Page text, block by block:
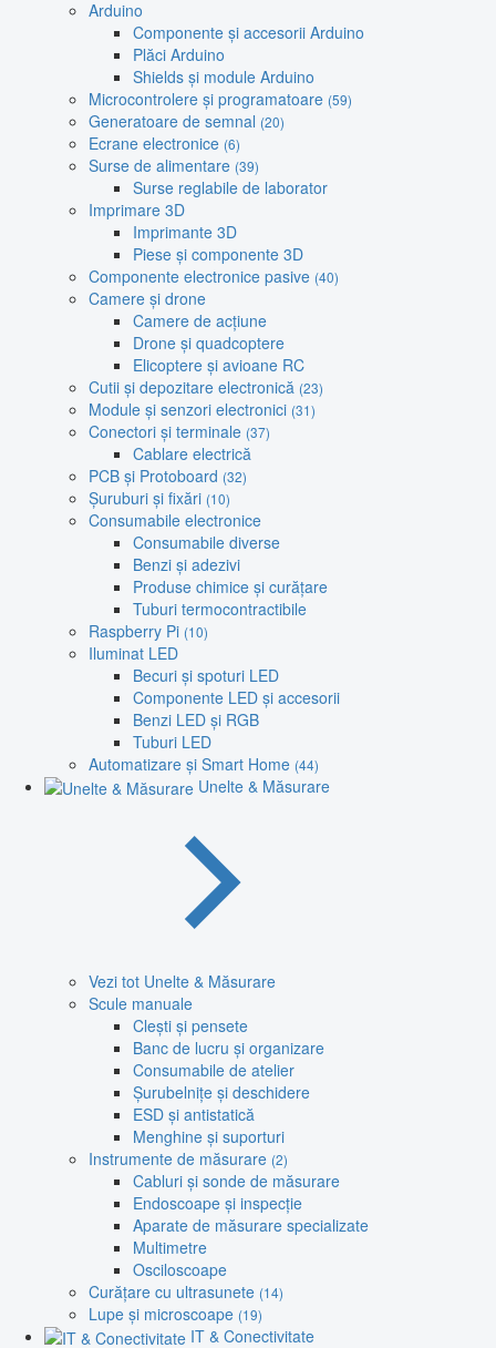
Arduino
Componente și accesorii Arduino
Plăci Arduino
Shields și module Arduino
Microcontrolere și programatoare (59)
Generatoare de semnal (20)
Ecrane electronice (6)
Surse de alimentare (39)
Surse reglabile de laborator
Imprimare 3D
Imprimante 3D
Piese și componente 3D
Componente electronice pasive (40)
Camere și drone
Camere de acțiune
Drone și quadcoptere
Elicoptere și avioane RC
Cutii și depozitare electronică (23)
Module și senzori electronici (31)
Conectori și terminale (37)
Cablare electrică
PCB și Protoboard (32)
Șuruburi și fixări (10)
Consumabile electronice
Consumabile diverse
Benzi și adezivi
Produse chimice și curățare
Tuburi termocontractibile
Raspberry Pi (10)
Iluminat LED
Becuri și spoturi LED
Componente LED și accesorii
Benzi LED și RGB
Tuburi LED
Automatizare și Smart Home (44)
Unelte & Măsurare
Vezi tot Unelte & Măsurare
Scule manuale
Clești și pensete
Banc de lucru și organizare
Consumabile de atelier
Șurubelnițe și deschidere
ESD și antistatică
Menghine și suporturi
Instrumente de măsurare (2)
Cabluri și sonde de măsurare
Endoscoape și inspecție
Aparate de măsurare specializate
Multimetre
Osciloscoape
Curățare cu ultrasunete (14)
Lupe și microscoape (19)
IT & Conectivitate